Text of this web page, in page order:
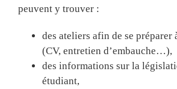
peuvent y trouver :
des ateliers afin de se préparer
(CV, entretien d’embauche…),
des informations sur la
étudiant,